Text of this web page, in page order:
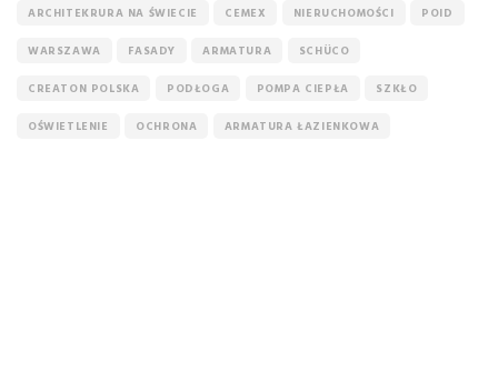
ARCHITEKRURA NA ŚWIECIE CEMEX NIERUCHOMOŚCI POID
WARSZAWA FASADY ARMATURA SCHÜCO
CREATON POLSKA PODŁOGA POMPA CIEPŁA SZKŁO
OŚWIETLENIE OCHRONA ARMATURA ŁAZIENKOWA